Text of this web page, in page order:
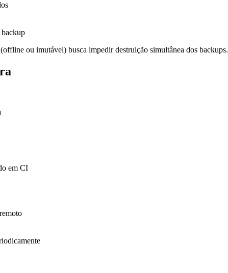
backup
ou imutável) busca impedir destruição simultânea dos backups.
em CI